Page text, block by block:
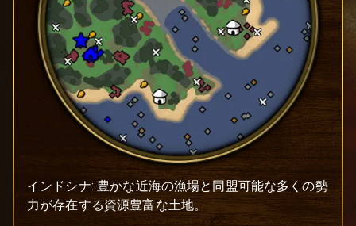
インドシナ: 豊かな近海の漁場と同盟可能な多くの勢
力が存在する資源豊富な土地。